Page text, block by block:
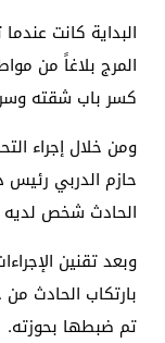
البداية كانت
المرج بلاغاً من
كسر باب شقته
ومن خلال إجراء
حازم الدربي رئيس
الحادث شخص لديه
وبعد تقنين
بارتكاب الحادث من
تم ضبطها بحوزته.